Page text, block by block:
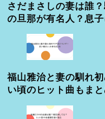
さだまさしの妻は誰
の旦那が有名人？息
福山雅治と妻の馴れ
い頃のヒット曲もま